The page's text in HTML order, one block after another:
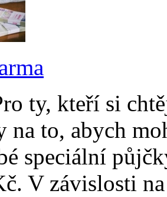
ty, kteří si
na to, abych
speciální
V závislosti